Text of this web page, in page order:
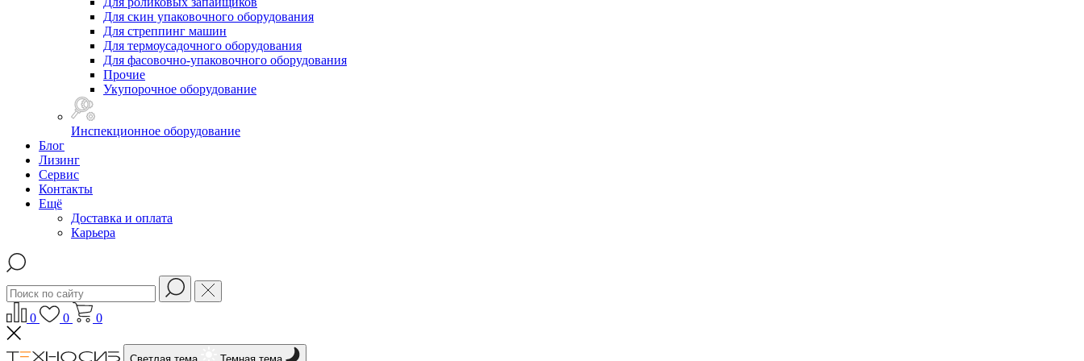
Для скин упаковочного оборудования
Для стреппинг машин
Для термоусадочного оборудования
Для фасовочно-упаковочного оборудования
Прочие
Укупорочное оборудование
Инспекционное оборудование
Блог
Лизинг
Сервис
Контакты
Ещё
Доставка и оплата
Карьера
0 0 0